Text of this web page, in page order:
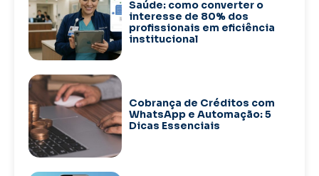
Saúde: como converter o
interesse de 80% dos
profissionais em eficiência
institucional
Cobrança de Créditos com
WhatsApp e Automação: 5
Dicas Essenciais